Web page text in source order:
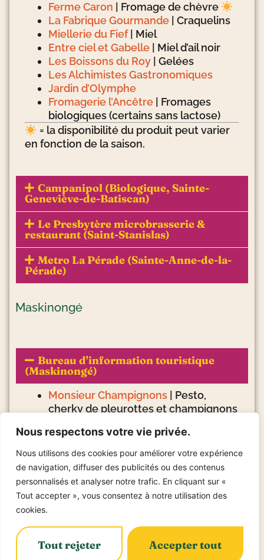
Nous respectons votre vie privée.
Nous utilisons des cookies pour améliorer votre expérience
de navigation, diffuser des publicités ou des contenus
personnalisés et analyser notre trafic. En cliquant sur «
Tout accepter », vous consentez à notre utilisation des
cookies.
Tout rejeter Accepter tout
Ferme Caron | Fromage de chèvre
La Fabrique Gourmande | Craquelins
Miellerie du Fief| Miel
Entre ciel et Gabelle | Miel d’ail noir
Les Boissons du Roy | Gelées
Les Alchimistes Gastronomiques
Jardin d’Olymphe
Fromagerie l’Ancêtre | Fromages
biologiques (certains sans lactose)
= la disponibilité du produit peut varier
en fonction de la saison.
Campanipol (Biologique, Sainte-
Geneviève-de-Batiscan)
Le Presbytère microbrasserie &
restaurant (Saint-Stanislas)
Metro La Pérade (Sainte-Anne-de-la-
Pérade)
Maskinongé
Bureau d'information touristique
(Maskinongé)
Monsieur Champignons | Pesto,
cherky de pleurottes et champignons
Le Rieur Sanglier | Terrines
Érable & sucre Isabelle|
Le P’tit Moulin| Farine de sarrasin
Les Aliments Alxtreme| Fèves
marinées
Érablière Ladouceur
Domaine et vins Gélinas
confit d’oignon au vin de glace